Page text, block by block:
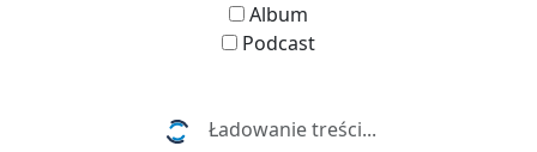
Album
Podcast
Ładowanie treści...